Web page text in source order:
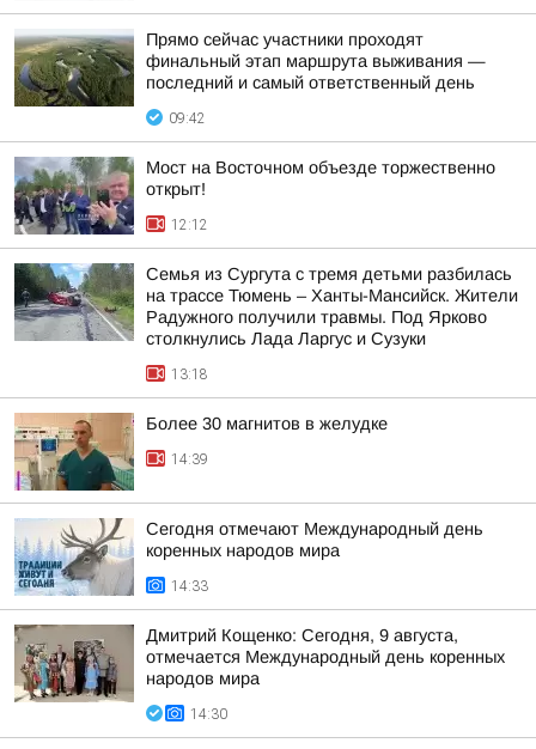
Прямо сейчас участники проходят
финальный этап маршрута выживания —
последний и самый ответственный день
09:42
Мост на Восточном объезде торжественно
открыт!
12:12
Семья из Сургута с тремя детьми разбилась
на трассе Тюмень – Ханты-Мансийск. Жители
Радужного получили травмы. Под Ярково
столкнулись Лада Ларгус и Сузуки
13:18
Более 30 магнитов в желудке
14:39
Сегодня отмечают Международный день
коренных народов мира
14:33
Дмитрий Кощенко: Сегодня, 9 августа,
отмечается Международный день коренных
народов мира
14:30